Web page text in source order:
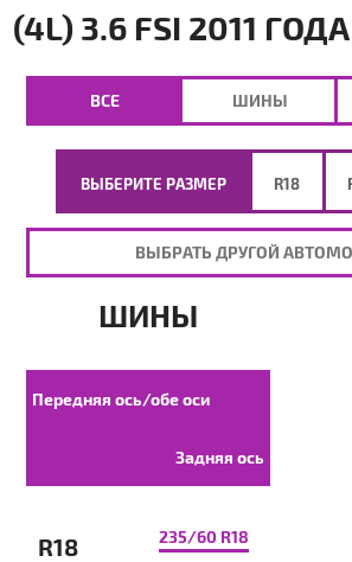
(4L) 3.6 FSI 2011 ГОДА
ВЫБЕРИТЕ РАЗМЕР R18
ВЫБРАТЬ ДРУГОЙ
ВСЕ ШИНЫ
ШИНЫ
Передняя ось/обе оси
Задняя ось
R18 235/60 R18